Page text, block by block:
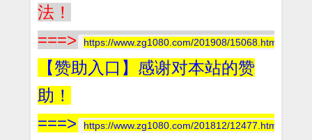
法！
===>
https://www.zg1080.com/201908/15068.html
【赞助入口】感谢对本站的赞
助！
===>
https://www.zg1080.com/201812/12477.html